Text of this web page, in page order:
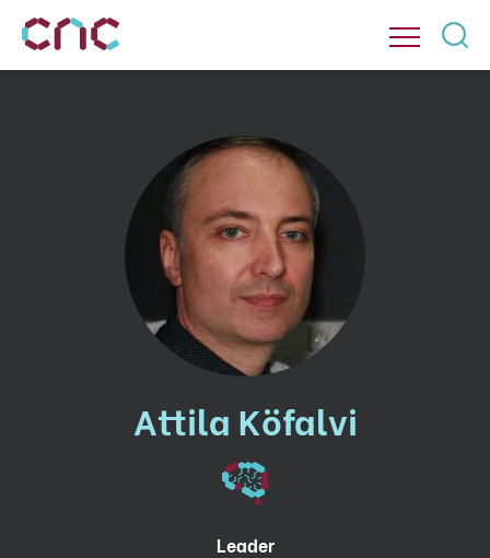
Attila Köfalvi
Leader